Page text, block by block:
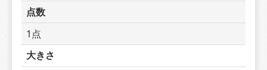
点数
1点
大きさ